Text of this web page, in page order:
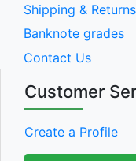
Shipping & Returns
Banknote grades
Contact Us
Customer
Create a Profile